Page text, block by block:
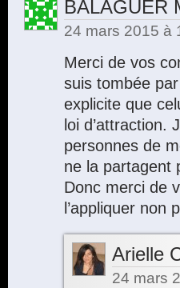
BALAGUER
24 mars 2015 à
Merci de vos
suis tombée
explicite que
loi d’attraction.
personnes de
ne la partagent
Donc merci de
l’appliquer non
Arielle
24 mars